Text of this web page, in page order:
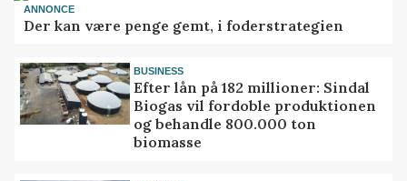
ANNONCE
Der kan være penge gemt, i foderstrategien
BUSINESS
Efter lån på 182 millioner: Sindal
Biogas vil fordoble produktionen
og behandle 800.000 ton
biomasse